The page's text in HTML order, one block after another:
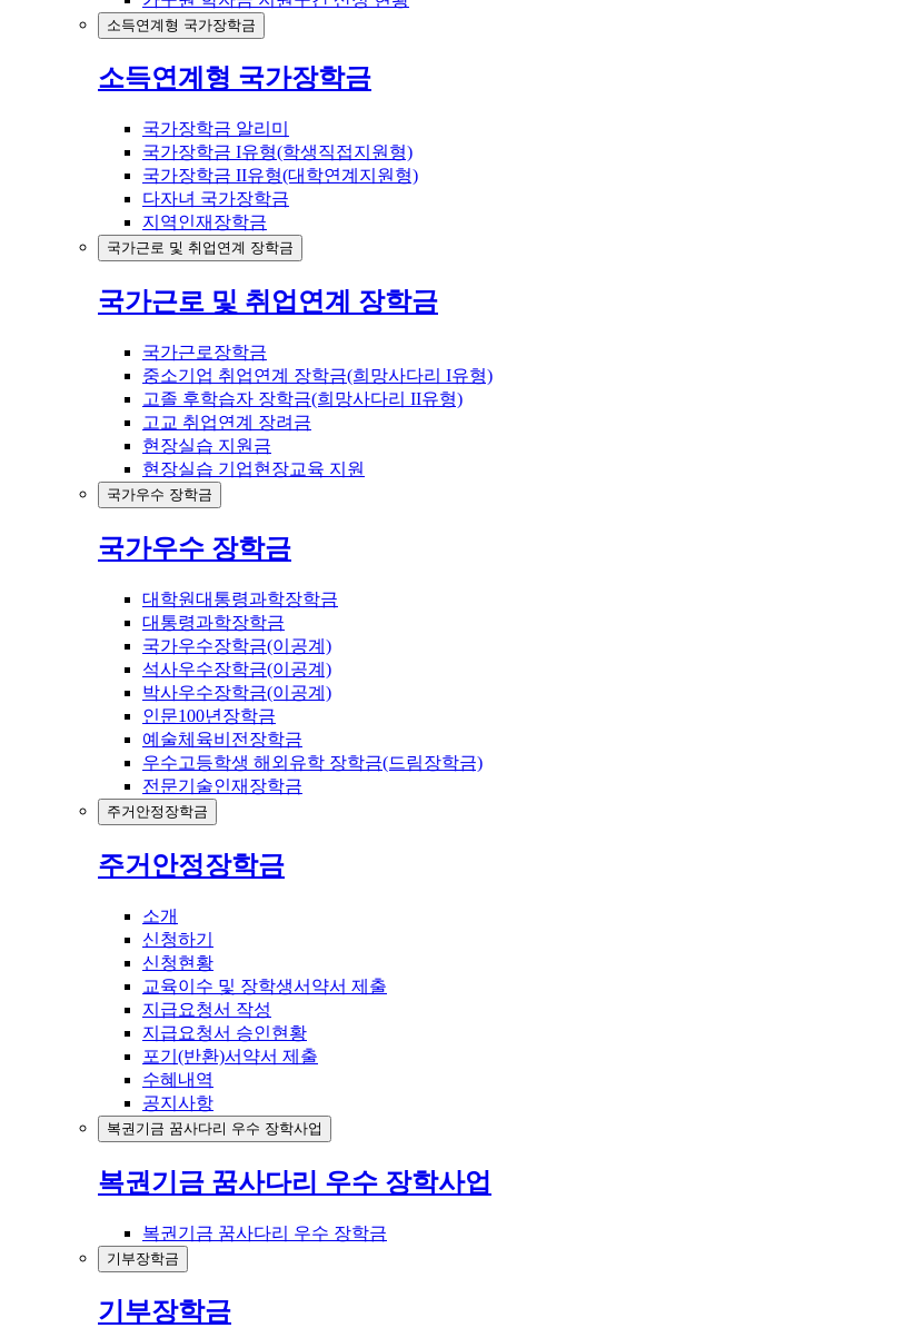
소득연계형 국가장학금
소득연계형 국가장학금
국가장학금 알리미
국가장학금 I유형(학생직접지원형)
국가장학금 II유형(대학연계지원형)
다자녀 국가장학금
지역인재장학금
국가근로 및 취업연계 장학금
국가근로 및 취업연계 장학금
국가근로장학금
중소기업 취업연계 장학금(희망사다리 I유형)
고졸 후학습자 장학금(희망사다리 II유형)
고교 취업연계 장려금
현장실습 지원금
현장실습 기업현장교육 지원
국가우수 장학금
국가우수 장학금
대학원대통령과학장학금
대통령과학장학금
국가우수장학금(이공계)
석사우수장학금(이공계)
박사우수장학금(이공계)
인문100년장학금
예술체육비전장학금
우수고등학생 해외유학 장학금(드림장학금)
전문기술인재장학금
주거안정장학금
주거안정장학금
소개
신청하기
신청현황
교육이수 및 장학생서약서 제출
지급요청서 작성
지급요청서 승인현황
포기(반환)서약서 제출
수혜내역
공지사항
복권기금 꿈사다리 우수 장학사업
복권기금 꿈사다리 우수 장학사업
복권기금 꿈사다리 우수 장학금
기부장학금
기부장학금